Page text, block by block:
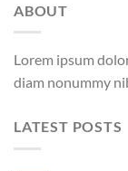
ABOUT
Lorem ipsum
diam nonummy
LATEST POSTS